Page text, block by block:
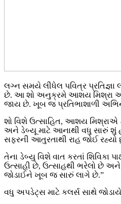
લગ્ન સમયે લીધેલ પવિત્ર
છે. આ શો અનુક્રમે આશય મિશ્રા અને
જાય છે. ખૂબ જ પ્રતિભાશાળી
શો વિશે ઉત્સાહિત, આશય મિશ્રાએ
અને ડેબ્યૂ માટે આનાથી વધુ સારું શું
સફરની આતુરતાથી રાહ જોઈ
તેના ડેબ્યુ વિશે વાત કરતાં
ઉત્સાહી છે, ઉત્સાહથી ભરેલો છે
જોડાઈને ખૂબ જ સારું લાગે છે.”
વધુ અપડેટ્સ માટે કલર્સ સાથે